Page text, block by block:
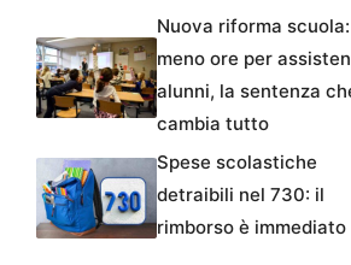
Nuova riforma scuola:
meno ore per
alunni, la sentenza
cambia tutto
Spese scolastiche
detraibili nel 730: il
rimborso è immediato